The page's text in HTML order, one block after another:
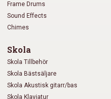
Frame Drums
Sound Effects
Chimes
Skola
Skola Tillbehör
Skola Bästsäljare
Skola Akustisk gitarr/bas
Skola Klaviatur